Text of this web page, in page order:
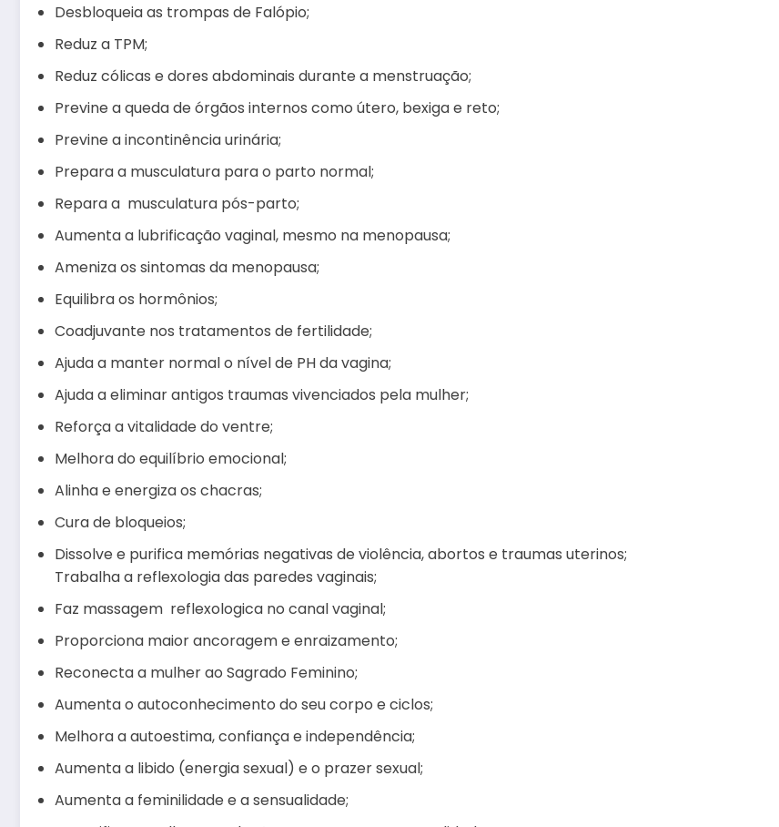
Desbloqueia as trompas de Falópio;
Reduz a TPM;
Reduz cólicas e dores abdominais durante a menstruação;
Previne a queda de órgãos internos como útero, bexiga e reto;
Previne a incontinência urinária;
Prepara a musculatura para o parto normal;
Repara a musculatura pós-parto;
Aumenta a lubrificação vaginal, mesmo na menopausa;
Ameniza os sintomas da menopausa;
Equilibra os hormônios;
Coadjuvante nos tratamentos de fertilidade;
Ajuda a manter normal o nível de PH da vagina;
Ajuda a eliminar antigos traumas vivenciados pela mulher;
Reforça a vitalidade do ventre;
Melhora do equilíbrio emocional;
Alinha e energiza os chacras;
Cura de bloqueios;
Dissolve e purifica memórias negativas de violência, abortos e traumas uterinos;
Trabalha a reflexologia das paredes vaginais;
Faz massagem reflexologica no canal vaginal;
Proporciona maior ancoragem e enraizamento;
Reconecta a mulher ao Sagrado Feminino;
Aumenta o autoconhecimento do seu corpo e ciclos;
Melhora a autoestima, confiança e independência;
Aumenta a libido (energia sexual) e o prazer sexual;
Aumenta a feminilidade e a sensualidade;